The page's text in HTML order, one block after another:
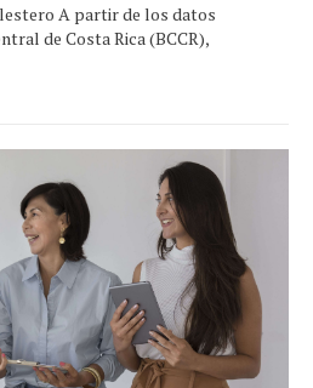
A partir de los datos
de Costa Rica (BCCR),